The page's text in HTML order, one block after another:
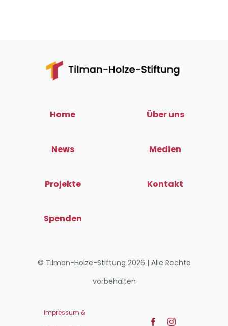
Home
News
Projekte
Spenden
Über uns
Medien
Kontakt
© Tilman-Holze-Stiftung 2026 | Alle Rechte
vorbehalten
Impressum &